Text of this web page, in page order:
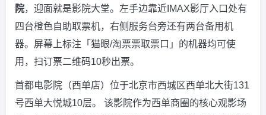
院，迎面就是影院大堂。左手边靠近IMAX影厅入口处有
四台橙色自助取票机，右侧服务台旁还有两台备用机
器。屏幕上标注「猫眼/淘票票取票口」的机器均可使
用，扫订票二维码10秒出票。
首都电影院（西单店）位于北京市西城区西单北大街131
号西单大悦城10层。 该影院作为西单商圈的核心观影场